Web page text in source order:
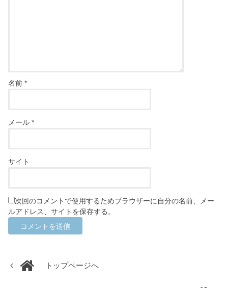
名前*
メール*
サイト
次回のコメントで使用するためブラウザーに自分の名前、メー
ルアドレス、サイトを保存する。
トップページへ